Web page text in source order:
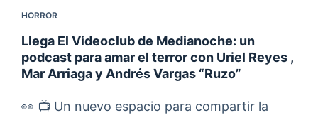
oHORROR
Llega El Videoclub de Medianoche: un
podcast para amar el terror con Uriel Reyes ,
Mar Arriaga y Andrés Vargas “Ruzo”
👀 📺 Un nuevo espacio para compartir la